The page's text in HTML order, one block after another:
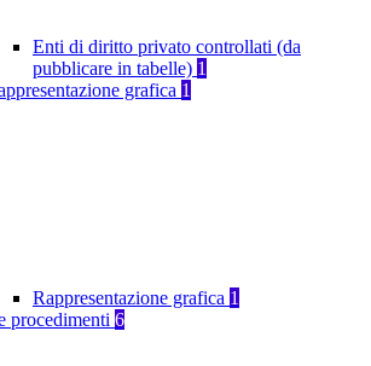
Enti di diritto privato controllati (da
pubblicare in tabelle) 1
grafica 1
Rappresentazione grafica 1
procedimenti 6